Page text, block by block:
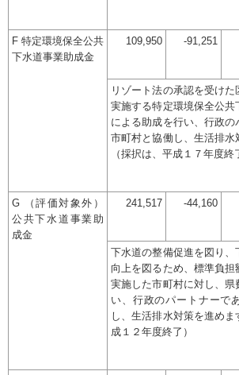
F 特定環境保全公共
下水道事業助成金
109,950 -91,251
リゾート法の承認を受け
実施する特定環境保全公共
による助成を行い、行政の
市町村と協働し、生活排水
（採択は、平成１７年度終
G （評価対象外）
公共下水道事業助
成金
241,517 -44,160
下水道の整備促進を図り
向上を図るため、標準負担
実施した市町村に対し、県
い、行政のパートナーで
し、生活排水対策を進め
成１２年度終了）